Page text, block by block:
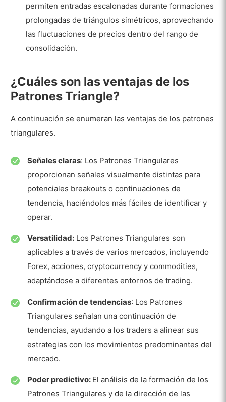
permiten entradas escalonadas durante formaciones
prolongadas de triángulos simétricos, aprovechando
las fluctuaciones de precios dentro del rango de
consolidación.
¿Cuáles son las ventajas de los
Patrones Triangle?
A continuación se enumeran las ventajas de los patrones
triangulares.
Señales claras: Los Patrones Triangulares
proporcionan señales visualmente distintas para
potenciales breakouts o continuaciones de
tendencia, haciéndolos más fáciles de identificar y
operar.
Versatilidad:Los Patrones Triangulares son
aplicables a través de varios mercados, incluyendo
Forex, acciones, cryptocurrency y commodities,
adaptándose a diferentes entornos de trading.
Confirmación de tendencias: Los Patrones
Triangulares señalan una continuación de
tendencias, ayudando a los traders a alinear sus
estrategias con los movimientos predominantes del
mercado.
Poder predictivo: El análisis de la formación de los
Patrones Triangulares y de la dirección de las